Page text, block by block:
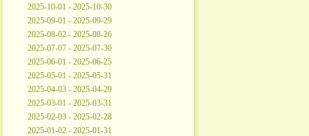
2025-10-01 - 2025-10-30
2025-09-01 - 2025-09-29
2025-08-02 - 2025-08-26
2025-07-07 - 2025-07-30
2025-06-01 - 2025-06-25
2025-05-01 - 2025-05-31
2025-04-03 - 2025-04-29
2025-03-01 - 2025-03-31
2025-02-03 - 2025-02-28
2025-01-02 - 2025-01-31